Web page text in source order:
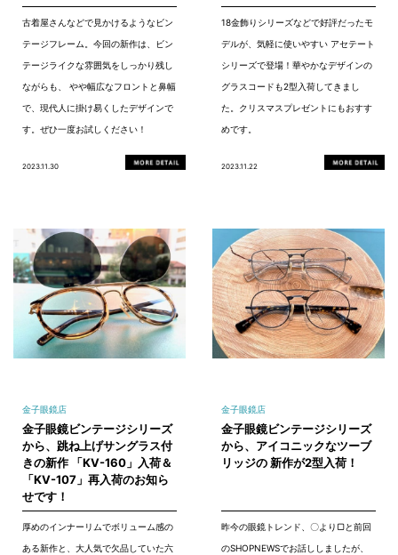
古着屋さんなどで見かけるようなビン
テージフレーム。今回の新作は、ビン
テージライクな雰囲気をしっかり残し
ながらも、 やや幅広なフロントと鼻幅
で、現代人に掛け易くしたデザインで
す。ぜひ一度お試しください！
2023.11.30
18金飾りシリーズなどで好評だったモ
デルが、気軽に使いやすい アセテート
シリーズで登場！華やかなデザインの
グラスコードも2型入荷してきまし
た。クリスマスプレゼントにもおすす
めです。
2023.11.22
金子眼鏡店
金子眼鏡ビンテージシリーズ
から、跳ね上げサングラス付
きの新作 「KV-160」入荷＆
「KV-107」再入荷のお知ら
せです！
厚めのインナーリムでボリューム感の
ある新作と、大人気で欠品していた六
金子眼鏡店
金子眼鏡ビンテージシリーズ
から、アイコニックなツーブ
リッジの 新作が2型入荷！
昨今の眼鏡トレンド、〇より▢と前回
のSHOPNEWSでお話ししましたが、